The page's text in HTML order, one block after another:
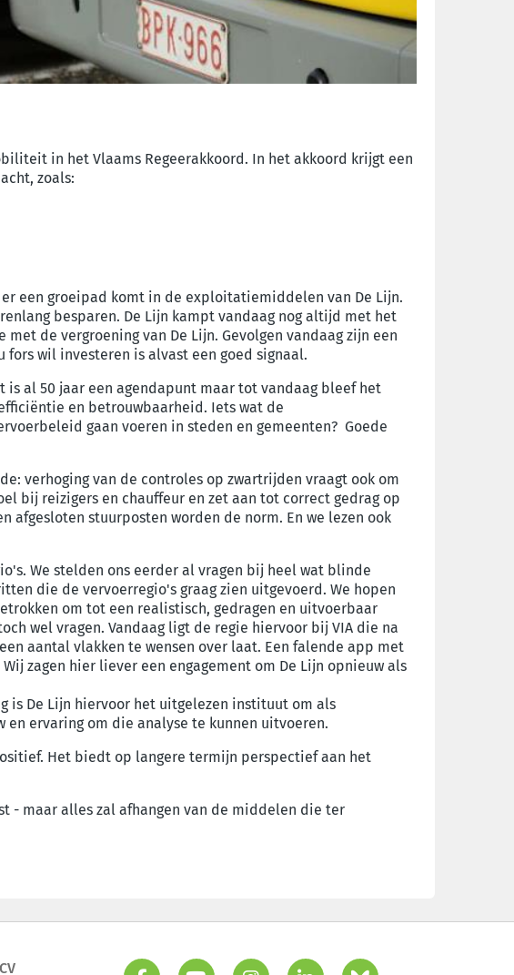
in het Vlaams Regeerakkoord. In het akkoord krijgt een
zoals:
een groeipad komt in de exploitatiemiddelen van De Lijn.
besparen. De Lijn kampt vandaag nog altijd met het
de vergroening van De Lijn. Gevolgen vandaag zijn een
wil investeren is alvast een goed signaal.
al 50 jaar een agendapunt maar tot vandaag bleef het
en betrouwbaarheid. Iets wat de
gaan voeren in steden en gemeenten? Goede
verhoging van de controles op zwartrijden vraagt ook om
bij reizigers en chauffeur en zet aan tot correct gedrag op
afgesloten stuurposten worden de norm. En we lezen ook
We stelden ons eerder al vragen bij heel wat blinde
die de vervoerregio's graag zien uitgevoerd. We hopen
om tot een realistisch, gedragen en uitvoerbaar
wel vragen. Vandaag ligt de regie hiervoor bij VIA die na
aantal vlakken te wensen over laat. Een falende app met
zagen hier liever een engagement om De Lijn opnieuw als
is De Lijn hiervoor het uitgelezen instituut om als
ervaring om die analyse te kunnen uitvoeren.
Het biedt op langere termijn perspectief aan het
- maar alles zal afhangen van de middelen die ter